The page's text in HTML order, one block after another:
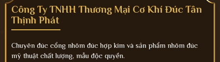
Công Ty TNHH Thương Mại Cơ Khí Đúc Tân
Thịnh Phát
Chuyên đúc cổng nhôm đúc hợp kim và sản phẩm nhôm đúc
mỹ thuật chất lượng, mẫu độc quyền.